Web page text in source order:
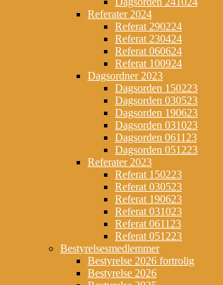
Referater 2024
Referat 290224
Referat 230424
Referat 060624
Referat 100924
Dagsordner 2023
Dagsorden 150223
Dagsorden 030523
Dagsorden 190623
Dagsorden 031023
Dagsorden 061123
Dagsorden 051223
Referater 2023
Referat 150223
Referat 030523
Referat 190623
Referat 031023
Referat 061123
Referat 051223
Bestyrelsesmedlemmer
Bestyrelse 2026 fortrolig
Bestyrelse 2026